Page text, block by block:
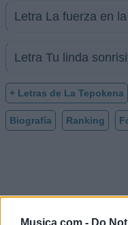
Musica.com - Do
Letra La fuerza en
Letra Tu linda
+ Letras de La Tepokena
Biografía Ranking